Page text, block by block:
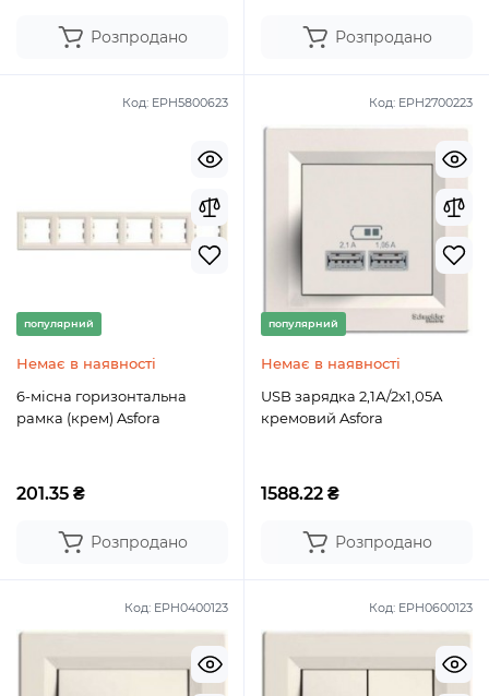
Розпродано Розпродано
Код: EPH5800623
популярний
Немає в наявності
6-місна горизонтальна
рамка (крем) Asfora
201.35 ₴
Розпродано
Код: EPH2700223
популярний
Немає в наявності
USB зарядка 2,1А/2х1,05А
кремовий Asfora
1588.22 ₴
Розпродано
Код: EPH0400123 Код: EPH0600123